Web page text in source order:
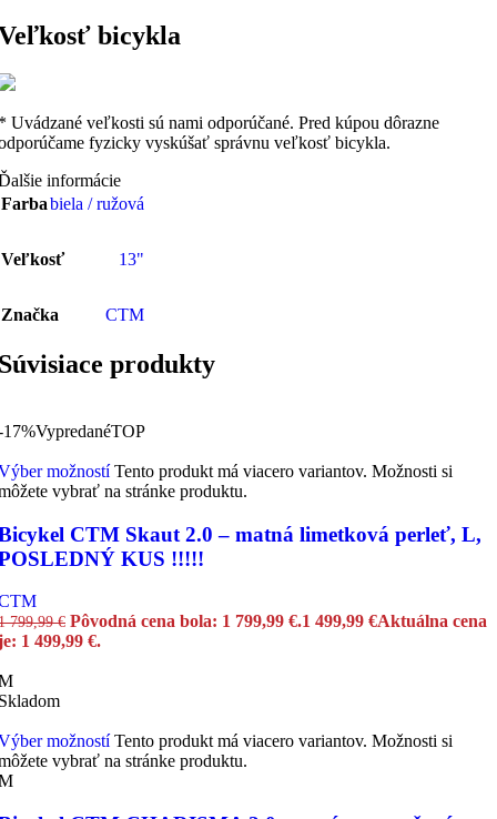
bicykla
Uvádzané veľkosti sú nami odporúčané. Pred kúpou dôrazne
fyzicky vyskúšať správnu veľkosť bicykla.
informácie
Farbabiela / ružová
Veľkosť 13"
Značka CTM
produkty
17%VypredanéTOP
možností Tento produkt má viacero variantov. Možnosti si
vybrať na stránke produktu.
CTM Skaut 2.0 – matná limetková perleť, L,
KUS !!!!!
799,99€ Pôvodná cena bola: 1 799,99 €.1 499,99 €Aktuálna cena
1 499,99 €.
možností Tento produkt má viacero variantov. Možnosti si
vybrať na stránke produktu.